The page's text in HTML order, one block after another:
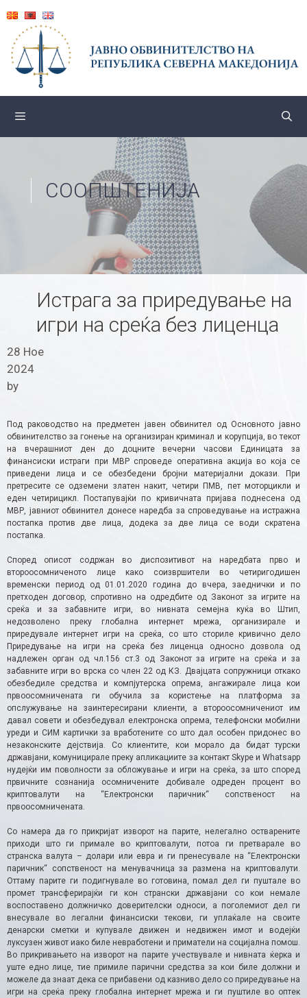
content
СООПШТЕНИЈА
Истрага за приредување на
игри на среќа без лиценца
28 Ное
2024
by
Под раководство на предметен јавен обвинител од Основното јавно
обвинителство за гонење на организиран криминал и корупција, во текот
на вчерашниот ден до доцните вечерни часови Единицата за
финансиски истраги при МВР спроведе оперативна акција во која се
приведени лица и се обезбедени бројни материјални докази. При
претресите се одземени златен накит, четири ПМВ, пет моторцикли и
еден четирицикл. Постапувајќи по кривичната пријава поднесена од
МВР, јавниот обвинител донесе наредба за спроведување на истражна
постапка против две лица, додека за две лица се води скратена
постапка.
Според описот содржан во диспозитивот на наредбата прво и
второосомниченото лице како соизвршители во четиригодишен
временски период од 01.01.2020 година до вчера, заеднички и по
претходен договор, спротивно на одредбите од Законот за игрите на
среќа и за забавните игри, во нивната семејна куќа во Штип,
недозволено преку глобална интернет мрежа, организирале и
приредувале интернет игри на среќа, со што сториле кривично дело
Приредување на игри на среќа без лиценца односно дозвола од
надлежен орган од чл.156 ст.3 од Законот за игрите на среќа и за
забавните игри во врска со член 22 од КЗ. Двајцата сопружници откако
обезбедиле средства и компјутерска опрема, ангажирале лица кои
првоосомничената ги обучила за користење на платформа за
опслужување на заинтересирани клиенти, а второосомничениот им
давал совети и обезбедувал електронска опрема, телефонски мобилни
уреди и СИМ картички за вработените со што дал особен придонес во
незаконските дејствија. Со клиентите, кои морало да бидат турски
државјани, комуницирале преку апликациите за контакт Skype и Whatsapp
нудејќи им поволности за обложување и игри на среќа, за што според
првичните сознанија осомничените добивале одреден процент во
криптовалути на “Електронски паричник“ сопственост на
првоосомничената.
Со намера да го прикријат изворот на парите, нелегално остварените
приходи што ги примале во криптовалути, потоа ги претварале во
странска валута – долари или евра и ги пренесувале на “Електронски
паричник“ сопственост на менувачница за размена на криптовалути.
Оттаму парите ги подигнувале во готовина, помал дел ги пуштале во
промет трансферирајќи ги кон странски државјани со кои немале
воспоставено должничко доверителски односи, а поголемиот дел ги
внесувале во легални финансиски текови, ги уплаќале на своите
денарски сметки и купувале движен и недвижен имот и водејќи
луксузен живот иако биле невработени и приматели на социјална помош.
Во прикривањето на изворот на парите учествувале и нивната ќерка и
уште едно лице, тие примиле парични средства за кои биле должни и
можеле да знаат дека се прибавени од казниво дело со приредување на
игри на среќа преку глобална интернет мрежа и ги пуштиле во оптек